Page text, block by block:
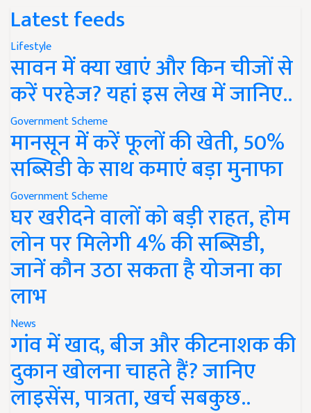
Latest feeds
Lifestyle
सावन में क्या खाएं और किन चीजों से
करें परहेज? यहां इस लेख में जानिए..
Government Scheme
मानसून में करें फूलों की खेती, 50%
सब्सिडी के साथ कमाएं बड़ा मुनाफा
Government Scheme
घर खरीदने वालों को बड़ी राहत, होम
लोन पर मिलेगी 4% की सब्सिडी,
जानें कौन उठा सकता है योजना का
लाभ
News
गांव में खाद, बीज और कीटनाशक की
दुकान खोलना चाहते हैं? जानिए
लाइसेंस, पात्रता, खर्च सबकुछ..